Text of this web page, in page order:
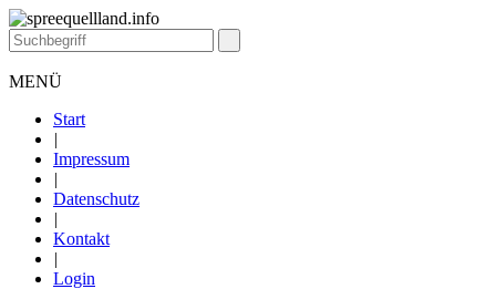
MENÜ
Start
|
Impressum
|
Datenschutz
|
Kontakt
|
Login